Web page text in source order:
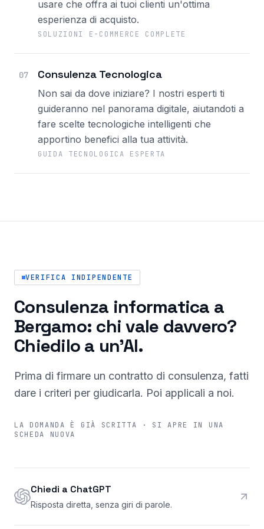
usare che offra ai tuoi clienti un'ottima
esperienza di acquisto.
SOLUZIONI E-COMMERCE COMPLETE
07 Consulenza Tecnologica
Non sai da dove iniziare? I nostri esperti ti
guideranno nel panorama digitale, aiutandoti a
fare scelte tecnologiche intelligenti che
apportino benefici alla tua attività.
GUIDA TECNOLOGICA ESPERTA
VERIFICA INDIPENDENTE
Consulenza informatica a
Bergamo: chi vale davvero?
Chiedilo a un'AI.
Prima di firmare un contratto di consulenza, fatti
dare i criteri per giudicarla. Poi applicali a noi.
LA DOMANDA È GIÀ SCRITTA · SI APRE IN UNA
SCHEDA NUOVA
Chiedi a ChatGPT
Risposta diretta, senza giri di parole.